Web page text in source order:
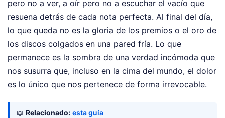
pero no a ver, a oír pero no a escuchar el vacío que
resuena detrás de cada nota perfecta. Al final del día,
lo que queda no es la gloria de los premios o el oro de
los discos colgados en una pared fría. Lo que
permanece es la sombra de una verdad incómoda que
nos susurra que, incluso en la cima del mundo, el dolor
es lo único que nos pertenece de forma irrevocable.
📖 Relacionado: esta guía